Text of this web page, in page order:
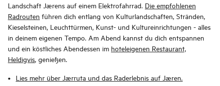
Landschaft Jærens auf einem Elektrofahrrad. Die empfohlenen
Radrouten führen dich entlang von Kulturlandschaften, Stränden,
Kieselsteinen, Leuchttürmen, Kunst- und Kultureinrichtungen - alles
in deinem eigenen Tempo. Am Abend kannst du dich entspannen
und ein köstliches Abendessen im hoteleigenen Restaurant,
Heldigvis, genießen.
Lies mehr über Jærruta und das Raderlebnis auf Jæren.